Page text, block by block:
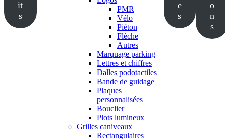
it
s
PMR
Vélo
Piéton
Flèche
Autres
Marquage parking
Lettres et chiffres
Dalles podotactiles
Bande de guidage
Plaques
personnalisées
Bouclier
Plots lumineux
Grilles caniveaux
Rectangulaires
e
s
o
n
s